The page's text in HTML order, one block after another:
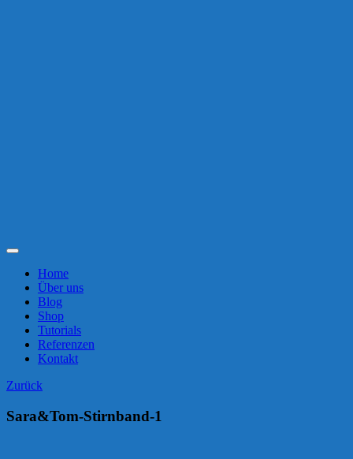
Toggle
NavigationHome
Über uns
Blog
Shop
Tutorials
Referenzen
Kontakt
Zurück
Sara&Tom-Stirnband-1